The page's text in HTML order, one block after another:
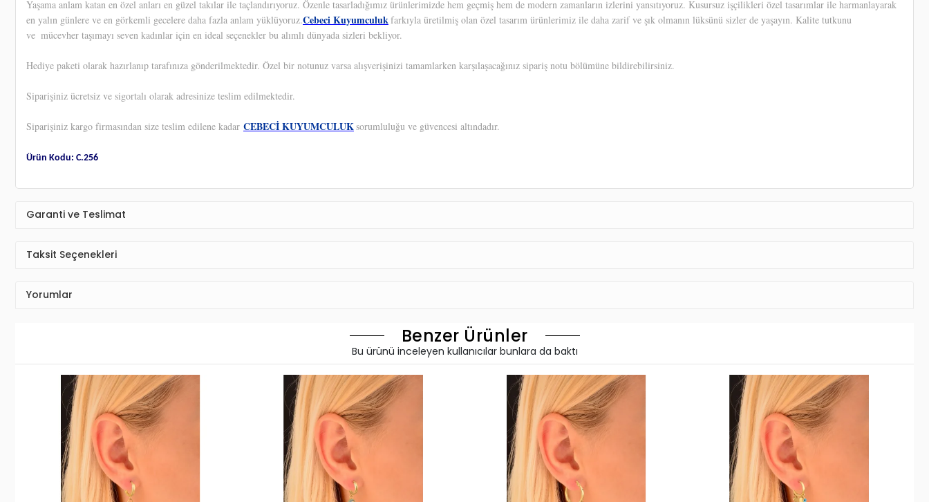
Yaşama anlam katan en özel anları en güzel takılar ile taçlandırıyoruz. Özenle tasarladığımız ürünlerimizde hem geçmiş hem de modern zamanların izlerini yansıtıyoruz. Kusursuz işçilikleri özel tasarımlar ile harmanlayarak
en yalın günlere ve en görkemli gecelere daha fazla anlam yüklüyoruz.Cebeci Kuyumculukfarkıyla üretilmiş olan özel tasarım ürünlerimiz ile daha zarif ve şık olmanın lüksünü sizler de yaşayın. Kalite tutkunu
ve mücevher taşımayı seven kadınlar için en ideal seçenekler bu alımlı dünyada sizleri bekliyor.
Hediye paketi olarak hazırlanıp tarafınıza gönderilmektedir. Özel bir notunuz varsa alışverişinizi tamamlarken karşılaşacağınız sipariş notu bölümüne bildirebilirsiniz.
Siparişiniz ücretsiz ve sigortalı olarak adresinize teslim edilmektedir.
Siparişiniz kargo firmasından size teslim edilene kadar CEBECİ KUYUMCULUKsorumluluğu ve güvencesi altındadır.
Ürün Kodu: C.256
Garanti ve Teslimat
Taksit Seçenekleri
Yorumlar
Benzer Ürünler
Bu ürünü inceleyen kullanıcılar bunlara da baktı